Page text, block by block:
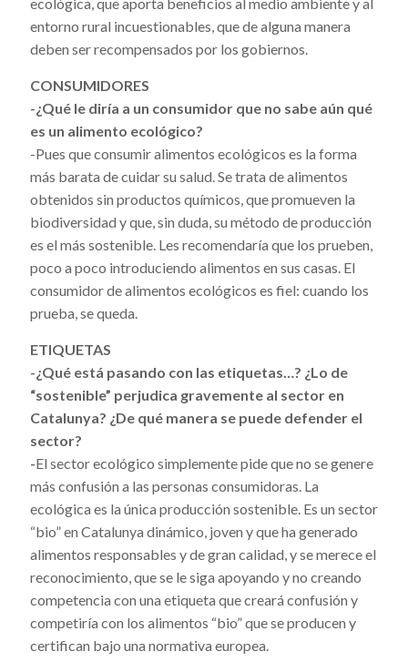
entorno rural incuestionables, que de alguna manera
deben ser recompensados por los gobiernos.
CONSUMIDORES
-¿Qué le diría a un consumidor que no sabe aún qué
es un alimento ecológico?
-Pues que consumir alimentos ecológicos es la forma
más barata de cuidar su salud. Se trata de alimentos
obtenidos sin productos químicos, que promueven la
biodiversidad y que, sin duda, su método de producción
es el más sostenible. Les recomendaría que los prueben,
poco a poco introduciendo alimentos en sus casas. El
consumidor de alimentos ecológicos es fiel: cuando los
prueba, se queda.
ETIQUETAS
-¿Qué está pasando con las etiquetas…? ¿Lo de
“sostenible” perjudica gravemente al sector en
Catalunya? ¿De qué manera se puede defender el
sector?
-El sector ecológico simplemente pide que no se genere
más confusión a las personas consumidoras. La
ecológica es la única producción sostenible. Es un sector
“bio” en Catalunya dinámico, joven y que ha generado
alimentos responsables y de gran calidad, y se merece el
reconocimiento, que se le siga apoyando y no creando
competencia con una etiqueta que creará confusión y
competiría con los alimentos “bio” que se producen y
certifican bajo una normativa europea.